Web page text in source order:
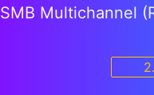
SMB Multichannel